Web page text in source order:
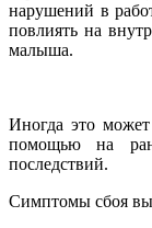
нарушений в
повлиять на
малыша.
Иногда это
помощью на
последствий.
Симптомы сбоя